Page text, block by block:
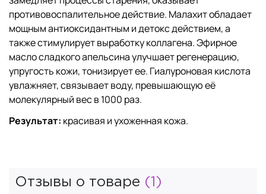
противовоспалительное действие. Малахит обладает
мощным антиоксидантным и детокс действием, а
также стимулирует выработку коллагена. Эфирное
масло сладкого апельсина улучшает регенерацию,
упругость кожи, тонизирует ее. Гиалуроновая кислота
увлажняет, связывает воду, превышающую её
молекулярный вес в 1000 раз.
Результат: красивая и ухоженная кожа.
Отзывы о товаре (1)